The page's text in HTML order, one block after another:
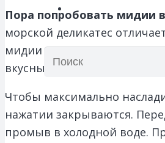
Пора попробовать мидии
морской деликатес
мидии содержат полезные
вкусным, но и полезным
Чтобы максимально
нажатии закрываются.
промыв в холодной воде.